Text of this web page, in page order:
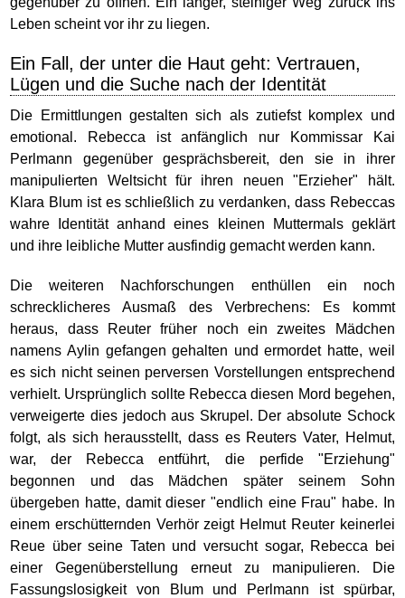
Leben scheint vor ihr zu liegen.
Ein Fall, der unter die Haut geht: Vertrauen,
Lügen und die Suche nach der Identität
Die Ermittlungen gestalten sich als zutiefst komplex und
emotional. Rebecca ist anfänglich nur Kommissar Kai
Perlmann gegenüber gesprächsbereit, den sie in ihrer
manipulierten Weltsicht für ihren neuen "Erzieher" hält.
Klara Blum ist es schließlich zu verdanken, dass Rebeccas
wahre Identität anhand eines kleinen Muttermals geklärt
und ihre leibliche Mutter ausfindig gemacht werden kann.
Die weiteren Nachforschungen enthüllen ein noch
schrecklicheres Ausmaß des Verbrechens: Es kommt
heraus, dass Reuter früher noch ein zweites Mädchen
namens Aylin gefangen gehalten und ermordet hatte, weil
es sich nicht seinen perversen Vorstellungen entsprechend
verhielt. Ursprünglich sollte Rebecca diesen Mord begehen,
verweigerte dies jedoch aus Skrupel. Der absolute Schock
folgt, als sich herausstellt, dass es Reuters Vater, Helmut,
war, der Rebecca entführt, die perfide "Erziehung"
begonnen und das Mädchen später seinem Sohn
übergeben hatte, damit dieser "endlich eine Frau" habe. In
einem erschütternden Verhör zeigt Helmut Reuter keinerlei
Reue über seine Taten und versucht sogar, Rebecca bei
einer Gegenüberstellung erneut zu manipulieren. Die
Fassungslosigkeit von Blum und Perlmann ist spürbar,